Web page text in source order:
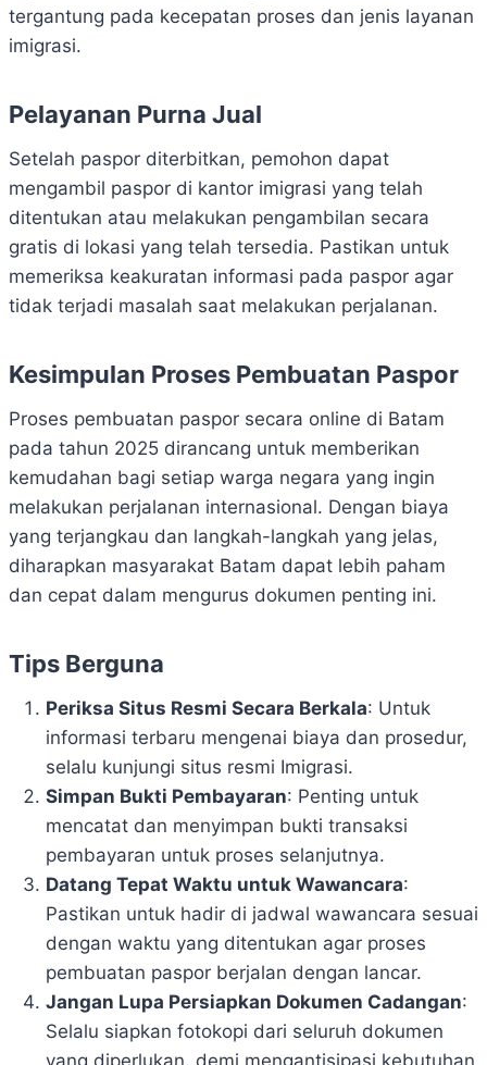
tergantung pada kecepatan proses dan jenis layanan
imigrasi.
Pelayanan Purna Jual
Setelah paspor diterbitkan, pemohon dapat
mengambil paspor di kantor imigrasi yang telah
ditentukan atau melakukan pengambilan secara
gratis di lokasi yang telah tersedia. Pastikan untuk
memeriksa keakuratan informasi pada paspor agar
tidak terjadi masalah saat melakukan perjalanan.
Kesimpulan Proses Pembuatan Paspor
Proses pembuatan paspor secara online di Batam
pada tahun 2025 dirancang untuk memberikan
kemudahan bagi setiap warga negara yang ingin
melakukan perjalanan internasional. Dengan biaya
yang terjangkau dan langkah-langkah yang jelas,
diharapkan masyarakat Batam dapat lebih paham
dan cepat dalam mengurus dokumen penting ini.
Tips Berguna
Periksa Situs Resmi Secara Berkala: Untuk
informasi terbaru mengenai biaya dan prosedur,
selalu kunjungi situs resmi Imigrasi.
Simpan Bukti Pembayaran: Penting untuk
mencatat dan menyimpan bukti transaksi
pembayaran untuk proses selanjutnya.
Datang Tepat Waktu untuk Wawancara:
Pastikan untuk hadir di jadwal wawancara sesuai
dengan waktu yang ditentukan agar proses
pembuatan paspor berjalan dengan lancar.
Jangan Lupa Persiapkan Dokumen Cadangan:
Selalu siapkan fotokopi dari seluruh dokumen